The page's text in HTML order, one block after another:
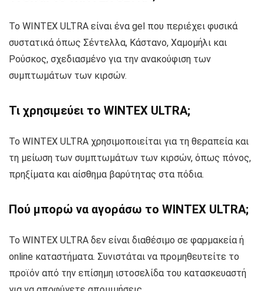
Το WINTEX ULTRA είναι ένα gel που περιέχει φυσικά
συστατικά όπως Σέντελλα, Κάστανο, Χαμομήλι και
Ρούσκος, σχεδιασμένο για την ανακούφιση των
συμπτωμάτων των κιρσών.
Τι χρησιμεύει το WINTEX ULTRA;
Το WINTEX ULTRA χρησιμοποιείται για τη θεραπεία και
τη μείωση των συμπτωμάτων των κιρσών, όπως πόνος,
πρηξίματα και αίσθημα βαρύτητας στα πόδια.
Πού μπορώ να αγοράσω το WINTEX ULTRA;
Το WINTEX ULTRA δεν είναι διαθέσιμο σε φαρμακεία ή
online καταστήματα. Συνιστάται να προμηθευτείτε το
προϊόν από την επίσημη ιστοσελίδα του κατασκευαστή